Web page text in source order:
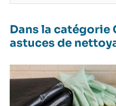
Dans la catégorie
astuces de